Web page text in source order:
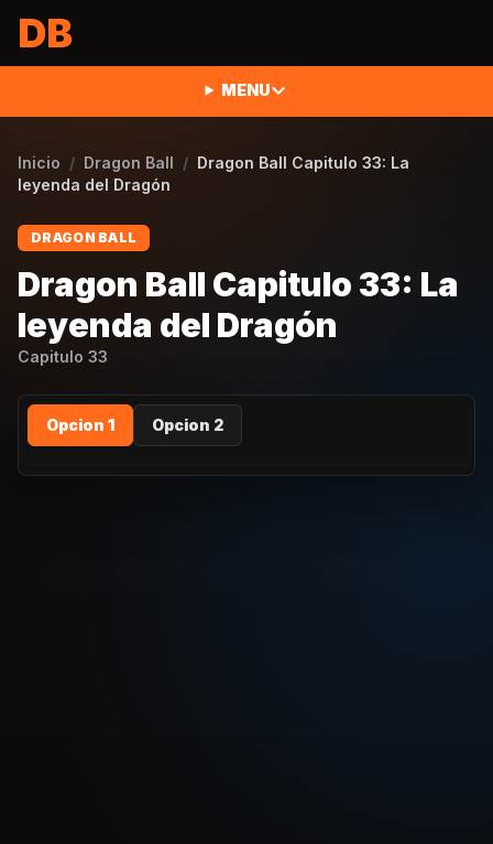
DB
MENU
Inicio / Dragon Ball / Dragon Ball Capitulo 33: La
leyenda del Dragón
DRAGON BALL
Dragon Ball Capitulo 33: La
leyenda del Dragón
Capitulo 33
Opcion 1 Opcion 2